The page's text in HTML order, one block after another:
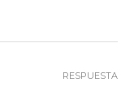
RESPUESTA